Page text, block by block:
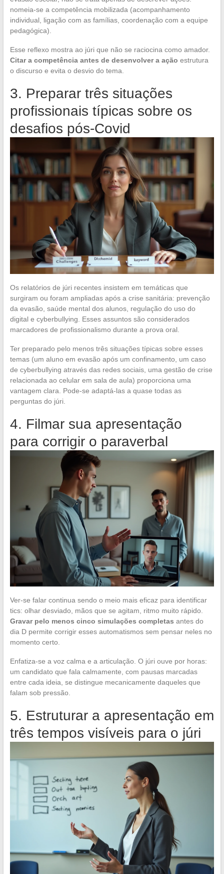
nomeia-se a competência mobilizada (acompanhamento
individual, ligação com as famílias, coordenação com a equipe
pedagógica).
Esse reflexo mostra ao júri que não se raciocina como amador.
Citar a competência antes de desenvolver a ação estrutura
o discurso e evita o desvio do tema.
3. Preparar três situações
profissionais típicas sobre os
desafios pós-Covid
Os relatórios de júri recentes insistem em temáticas que
surgiram ou foram ampliadas após a crise sanitária: prevenção
da evasão, saúde mental dos alunos, regulação do uso do
digital e cyberbullying. Esses assuntos são considerados
marcadores de profissionalismo durante a prova oral.
Ter preparado pelo menos três situações típicas sobre esses
temas (um aluno em evasão após um confinamento, um caso
de cyberbullying através das redes sociais, uma gestão de crise
relacionada ao celular em sala de aula) proporciona uma
vantagem clara. Pode-se adaptá-las a quase todas as
perguntas do júri.
4. Filmar sua apresentação
para corrigir o paraverbal
Ver-se falar continua sendo o meio mais eficaz para identificar
tics: olhar desviado, mãos que se agitam, ritmo muito rápido.
Gravar pelo menos cinco simulações completas antes do
dia D permite corrigir esses automatismos sem pensar neles no
momento certo.
Enfatiza-se a voz calma e a articulação. O júri ouve por horas:
um candidato que fala calmamente, com pausas marcadas
entre cada ideia, se distingue mecanicamente daqueles que
falam sob pressão.
5. Estruturar a apresentação em
três tempos visíveis para o júri